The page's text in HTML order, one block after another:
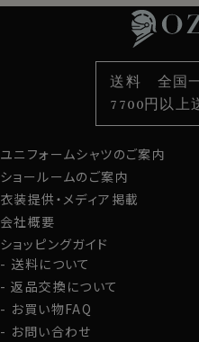
色から選ぶ
スタイルから選ぶ
定番シャツ
財布・名刺入れ
グローブ
ユニフォームシャツのご案内
ショールームのご案内
衣装提供・メディア掲載
会社概要
ショッピングガイド
送料について
返品交換について
お買い物FAQ
お問い合わせ
送料 全国
7700円以上